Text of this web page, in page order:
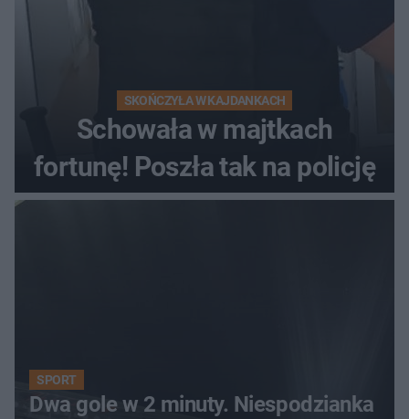
SKOŃCZYŁA W KAJDANKACH
Schowała w majtkach
fortunę! Poszła tak na policję
SPORT
Dwa gole w 2 minuty. Niespodzianka